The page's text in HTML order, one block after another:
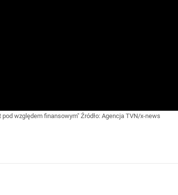
względem finansowym"Źródło: Agencja TVN/x-news